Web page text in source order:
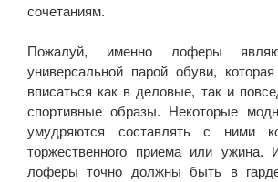
сочетаниям.
Пожалуй, именно лоферы
универсальной парой обуви,
вписаться как в деловые, так и
спортивные образы. Некоторые
умудряются составлять с ними
торжественного приема или ужина.
лоферы точно должны быть в